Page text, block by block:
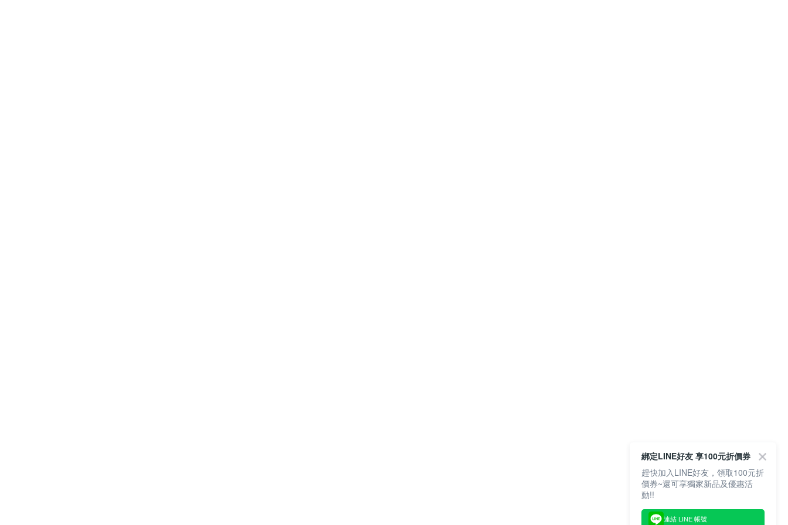
綁定LINE好友 享100元折價券
趕快加入LINE好友，領取100元折
價券~還可享獨家新品及優惠活
動!!
連結 LINE 帳號